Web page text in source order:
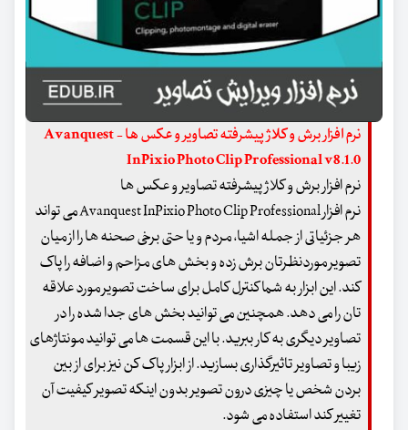
نرم افزار برش و کلاژ پیشرفته تصاویر و عکس ها - Avanquest
InPixio Photo Clip Professional v8.1.0
نرم افزار برش و کلاژ پیشرفته تصاویر و عکس ها
نرم افزار Avanquest InPixio Photo Clip Professional می تواند
هر جزئیاتی از جمله اشیا، مردم و یا حتی برخی صحنه ها را از میان
تصویر موردنظرتان برش زده و بخش های مزاحم و اضافه را پاک
کند. این ابزار به شما کنترل کامل برای ساخت تصویر مورد علاقه
تان را می دهد. همچنین می توانید بخش های جدا شده را در
تصاویر دیگری به کار ببرید. با این قسمت ها می توانید مونتاژهای
زیبا و تصاویر تاثیرگذاری بسازید. از ابزار پاک کن نیز برای از بین
بردن شخص یا چیزی درون تصویر بدون اینکه تصویر کیفیت آن
تغییر کند استفاده می شود.